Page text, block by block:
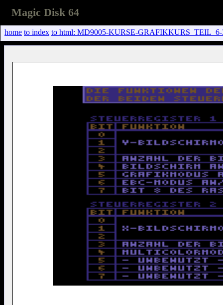
Magic Disk 64
home to index to html: MD9005-KURSE-GRAFIKKURS_TEIL_6-